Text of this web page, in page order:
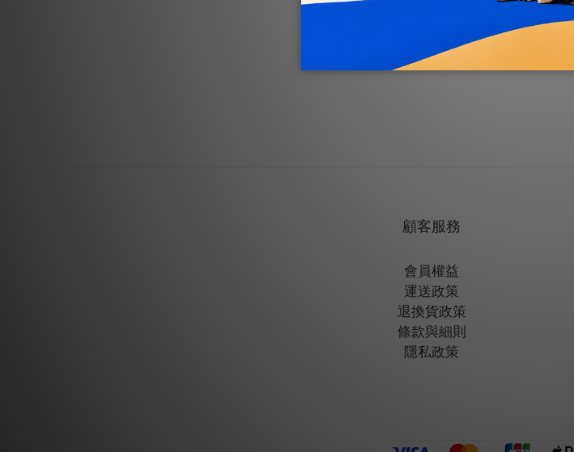
顧客服務
會員權益
運送政策
退換貨政策
條款與細則
隱私政策